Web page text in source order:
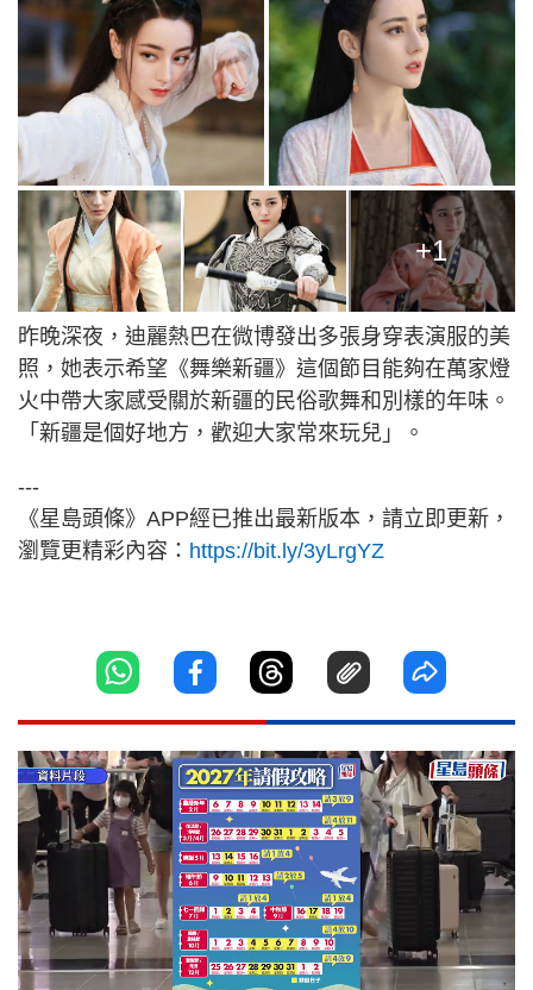
+1
昨晚深夜，迪麗熱巴在微博發出多張身穿表演服的美
照，她表示希望《舞樂新疆》這個節目能夠在萬家燈
火中帶大家感受關於新疆的民俗歌舞和別樣的年味。
「新疆是個好地方，歡迎大家常來玩兒」。
---
《星島頭條》APP經已推出最新版本，請立即更新，
瀏覽更精彩內容： https://bit.ly/3yLrgYZ